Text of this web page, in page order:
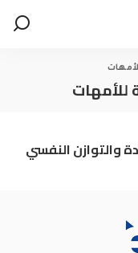
للأمهات
والتوازن النفسي